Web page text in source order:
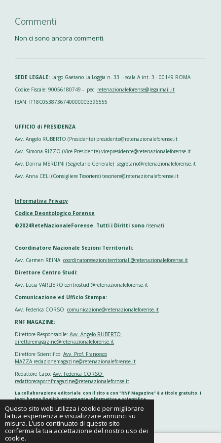
Questo sito web utilizza i cookie per migliorare
la tua esperienza e visualizzare annunci su
misura. L'uso continuato di questo sito
conferma la tua accettazione del nostro uso dei
cookie.
Commenti
Non ci sono ancora commenti.
SEDE LEGALE: Largo Gaetano La Loggia n. 33 - scala A int. 3 - 00149 ROMA
Codice Fiscale: 90056180749 - pec: retenazionaleforense@legalmail.it
IBAN: IT18C0538736740000003396555
UFFICIO di PRESIDENZA
Avv. Angelo RUBERTO (Presidente) presidente@retenazionaleforense.it
Avv. Simona RIZZO (Vice Presidente) vicepresidente@retenazionaleforense.it
Avv. Dorina MERDINI (Segretario Generale) segretario@retenazionaleforense.it
Avv. Anna CELI (Consigliere Tesoriere) tesoriere@retenazionaleforense.it
Informativa Privacy
Codice Deontologico Forense
©2024ReteNazionaleForense. Tutti i Diritti sono riservati
Coordinatore Nazionale Sezioni Territoriali:
Avv. Carmen REINA coordinatoresezioniterritoriali@retenazionaleforense.it
Direttore Centro Studi:
Avv. Lucia VARLIERO centrostudi@retenazionaleforense.it
Comunicazione ed Ufficio Stampa:
Avv. Federica CORSO comunicazione@retenazionaleforense.it
RNF MAGAZINE:
Direttore Responsabile: Avv. Angelo RUBERTO
direttoremagazine@retenazionaleforense.it
Direttore Scientifico: Avv. Prof. Francesco
MAZZA redazionemagazine@retenazionaleforense.it
Redattore Capo: Avv. Federica CORSO
redattorecapornfmagazine@retenazionalefornse.it
La collaborazione editoriale con il sito e con "RNF Magazine" è a titolo gratuito. I
testi hanno finalità unicamente informativa e scientifica
Fornito daWebador